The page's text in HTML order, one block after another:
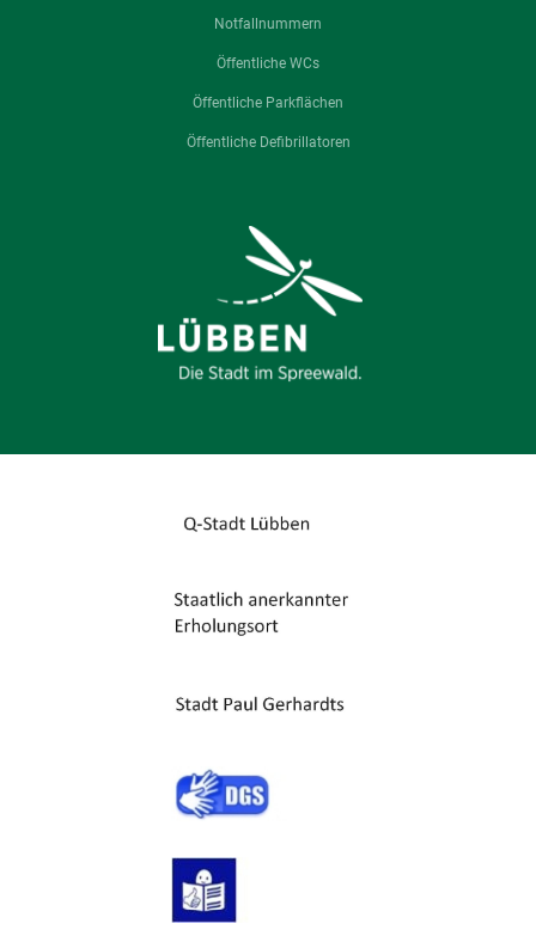
Notfallnummern
Öffentliche WCs
Öffentliche Parkflächen
Öffentliche Defibrillatoren